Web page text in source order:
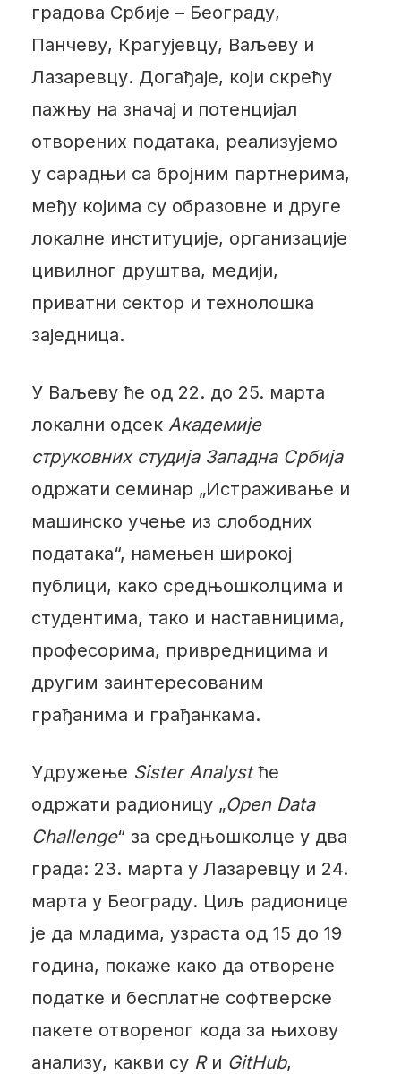
градова Србије – Београду,
Панчеву, Крагујевцу, Ваљеву и
Лазаревцу. Догађаје, који скрећу
пажњу на значај и потенцијал
отворених података, реализујемо
у сарадњи са бројним партнерима,
међу којима су образовне и друге
локалне институције, организације
цивилног друштва, медији,
приватни сектор и технолошка
заједница.
У Ваљеву ће од 22. до 25. марта
локални одсек Академије
струковних студија Западна Србија
одржати семинар „Истраживање и
машинско учење из слободних
података“, намењен широкој
публици, како средњошколцима и
студентима, тако и наставницима,
професорима, привредницима и
другим заинтересованим
грађанима и грађанкама.
Удружење Sister Analystће
одржати радионицу „Open Data
Challenge“ за средњошколце у два
града: 23. марта у Лазаревцу и 24.
марта у Београду. Циљ радионице
је да младима, узраста од 15 до 19
година, покаже како да отворене
податке и бесплатне софтверске
пакете отвореног кода за њихову
анализу, какви су Rи GitHub,